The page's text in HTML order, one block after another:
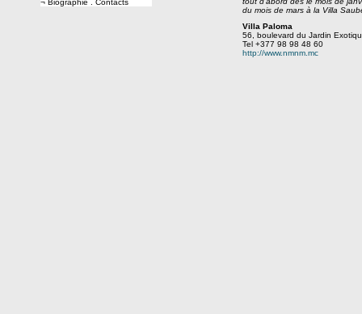
¬ Biographie . Contacts
du mois de mars à la Villa
Villa Paloma
56, boulevard du Jardin
Tel +377 98 98 48 60
http://www.nmnm.mc